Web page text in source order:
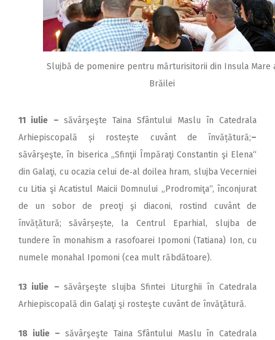
Slujbă de pomenire pentru mărturisitorii din Insula Mare
Brăilei
11 iulie – săvârşeşte Taina Sfântului Maslu în Catedrala
Arhiepiscopală și rostește cuvânt de învățătură;–
săvârşeşte, în biserica „Sfinţii Împăraţi Constantin şi Elena“
din Galaţi, cu ocazia celui de‑al doilea hram, slujba Vecerniei
cu Litia şi Acatistul Maicii Domnului „Prodromiţa“, înconjurat
de un sobor de preoţi şi diaconi, rostind cuvânt de
învățătură;
săvârșește, la Centrul Eparhial, slujba de
tundere în monahism a rasofoarei Ipomoni (Tatiana) Ion, cu
numele monahal Ipomoni (cea mult răbdătoare).
13 iulie – săvârşeşte slujba Sfintei Liturghii în Catedrala
Arhiepiscopală din Galaţi şi rosteşte cuvânt de învăţătură.
18 iulie – săvârşeşte Taina Sfântului Maslu în Catedrala